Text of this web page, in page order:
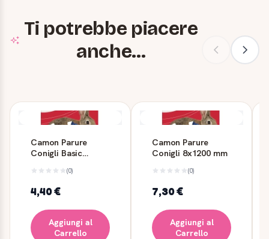
Ti potrebbe piacere
anche...
Camon Parure
Conigli Basic
Completo per
Conigli
(0)
4,40 €
Aggiungi al
Carrello
Camon Parure
Conigli 8x1200 mm
(0)
7,30 €
Aggiungi al
Carrello